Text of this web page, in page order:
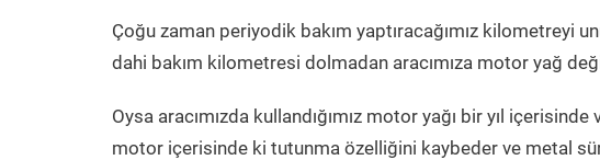
Çoğu zaman periyodik bakım yaptıracağımız kilometreyi
dahi bakım kilometresi dolmadan aracımıza motor yağ
Oysa aracımızda kullandığımız motor yağı bir yıl
motor içerisinde ki tutunma özelliğini kaybeder ve metal